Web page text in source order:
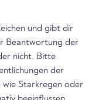
und gibt dir
Beantwortung der
nicht. Bitte
der
wie Starkregen oder